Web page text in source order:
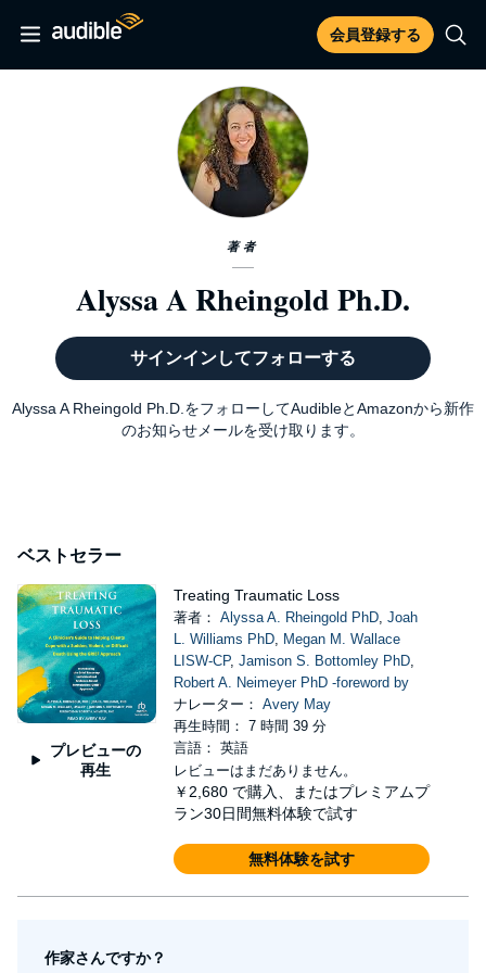
会員登録する
著者
Alyssa A Rheingold Ph.D.
サインインしてフォローする
Alyssa A Rheingold Ph.D.をフォローしてAudibleとAmazonから新作
のお知らせメールを受け取ります。
ベストセラー
プレビューの
再生
Treating Traumatic Loss
著者： Alyssa A. Rheingold PhD, Joah
L. Williams PhD, Megan M. Wallace
LISW-CP, Jamison S. Bottomley PhD,
Robert A. Neimeyer PhD -foreword by
ナレーター： Avery May
再生時間： 7 時間 39 分
言語： 英語
レビューはまだありません。
￥2,680 で購入、またはプレミアムプ
ラン30日間無料体験で試す
無料体験を試す
作家さんですか？